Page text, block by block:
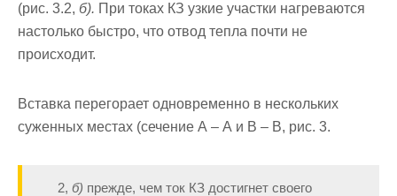
(рис. 3.2, б). При токах КЗ узкие участки нагреваются
настолько быстро, что отвод тепла почти не
происходит.
Вставка перегорает одновременно в нескольких
сужен­ных местах (сечение А – А и В – В, рис. 3.
2, б) прежде, чем ток КЗ достигнет своего